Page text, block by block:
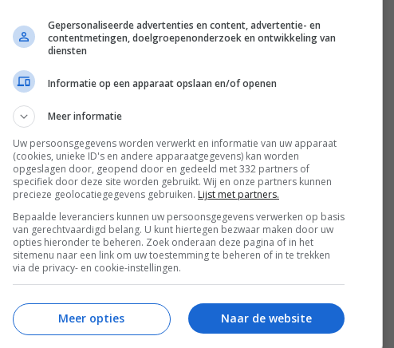
Polymer & 4000 mAh Lithium Polymer
hebben ze wel degelijke grote verschillen
het scherm (10.1-inch versus 7.0-inch), maar
het werkgeheugen en het opslaggeheugen. Beide
dus is het niet per definitie erg dat de
heeft. Daarover later meer. Wat duidelijk is, is dat
wil pakken met deze twee tablets.
noemen. Met de 2GB aan werkgeheugen van de
van Android-tablets. Ook de
het gemiddelde van 1,3GHz. Daarmee is de
geval is. 16GB aan opslaggeheugen is misschien
Android opgeslokt), maar gelukkig kun je microsd-
opslagruimte op te vullen.
Gepersonaliseerde advertenties en content, advertentie- en
contentmetingen, doelgroepenonderzoek en ontwikkeling van
diensten
Informatie op een apparaat opslaan en/of openen
Meer informatie
Uw persoonsgegevens worden verwerkt en informatie van uw apparaat
(cookies, unieke ID's en andere apparaatgegevens) kan worden
opgeslagen door, geopend door en gedeeld met 332 partners of
specifiek door deze site worden gebruikt. Wij en onze partners kunnen
precieze geolocatiegegevens gebruiken. Lijst met partners.
Bepaalde leveranciers kunnen uw persoonsgegevens verwerken op basis
van gerechtvaardigd belang. U kunt hiertegen bezwaar maken door uw
opties hieronder te beheren. Zoek onderaan deze pagina of in het
sitemenu naar een link om uw toestemming te beheren of in te trekken
via de privacy- en cookie-instellingen.
Naar de website
Meer opties